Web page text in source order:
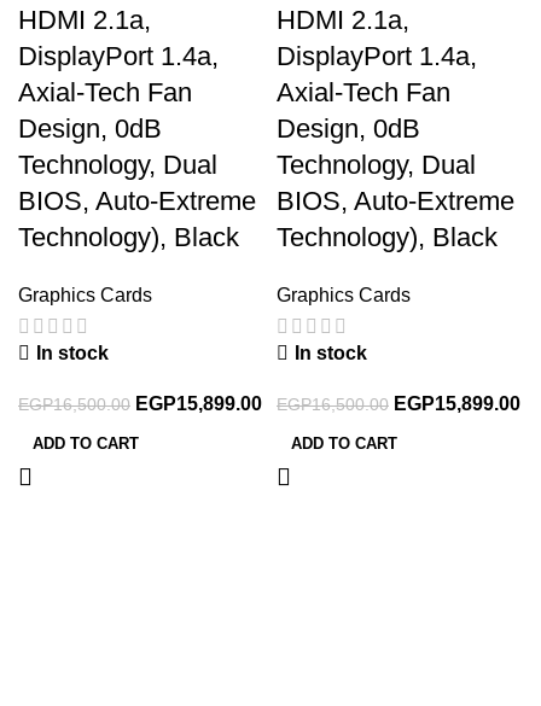
HDMI 2.1a,
DisplayPort 1.4a,
Axial-Tech Fan
Design, 0dB
Technology, Dual
BIOS, Auto-Extreme
Technology), Black
Graphics Cards
In stock
EGP16,500.00 EGP15,899.00
ADD TO CART
HDMI 2.1a,
DisplayPort 1.4a,
Axial-Tech Fan
Design, 0dB
Technology, Dual
BIOS, Auto-Extreme
Technology), Black
Graphics Cards
In stock
EGP16,500.00 EGP15,899.00
ADD TO CART